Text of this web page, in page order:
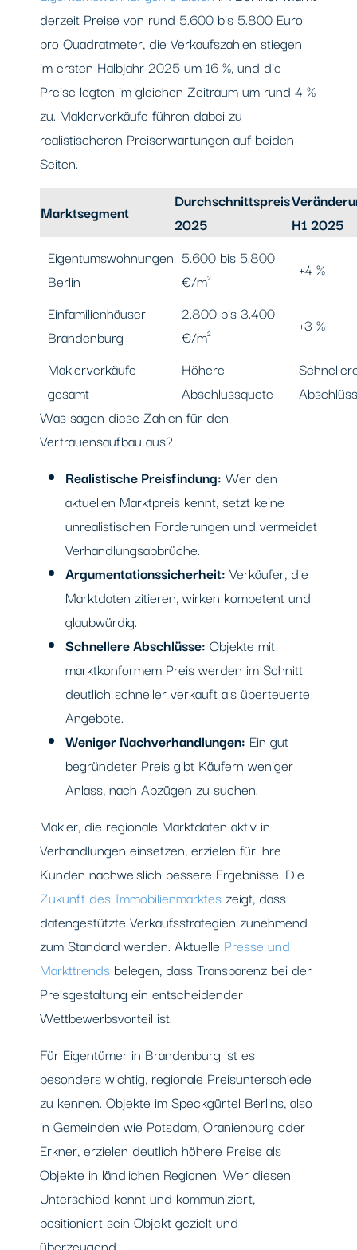
derzeit Preise von rund 5.600 bis 5.800 Euro
pro Quadratmeter, die Verkaufszahlen stiegen
im ersten Halbjahr 2025 um 16 %, und die
Preise legten im gleichen Zeitraum um rund 4 %
zu. Maklerverkäufe führen dabei zu
realistischeren Preiserwartungen auf beiden
Seiten.
Marktsegment
Durchschnittspreis
2025
H1 2025
Eigentumswohnungen
Berlin
5.600 bis 5.800
€/m²
+4 %
Einfamilienhäuser
Brandenburg
2.800 bis 3.400
€/m²
+3 %
Maklerverkäufe
gesamt
Höhere
Abschlussquote
Was sagen diese Zahlen für den
Vertrauensaufbau aus?
Realistische Preisfindung: Wer den
aktuellen Marktpreis kennt, setzt keine
unrealistischen Forderungen und vermeidet
Verhandlungsabbrüche.
Argumentationssicherheit: Verkäufer, die
Marktdaten zitieren, wirken kompetent und
glaubwürdig.
Schnellere Abschlüsse: Objekte mit
marktkonformem Preis werden im Schnitt
deutlich schneller verkauft als überteuerte
Angebote.
Weniger Nachverhandlungen: Ein gut
begründeter Preis gibt Käufern weniger
Anlass, nach Abzügen zu suchen.
Makler, die regionale Marktdaten aktiv in
Verhandlungen einsetzen, erzielen für ihre
Kunden nachweislich bessere Ergebnisse. Die
Zukunft des Immobilienmarkteszeigt, dass
datengestützte Verkaufsstrategien zunehmend
zum Standard werden. Aktuelle Presse und
Markttrends belegen, dass Transparenz bei der
Preisgestaltung ein entscheidender
Wettbewerbsvorteil ist.
Für Eigentümer in Brandenburg ist es
besonders wichtig, regionale Preisunterschiede
zu kennen. Objekte im Speckgürtel Berlins, also
in Gemeinden wie Potsdam, Oranienburg oder
Erkner, erzielen deutlich höhere Preise als
Objekte in ländlichen Regionen. Wer diesen
Unterschied kennt und kommuniziert,
positioniert sein Objekt gezielt und